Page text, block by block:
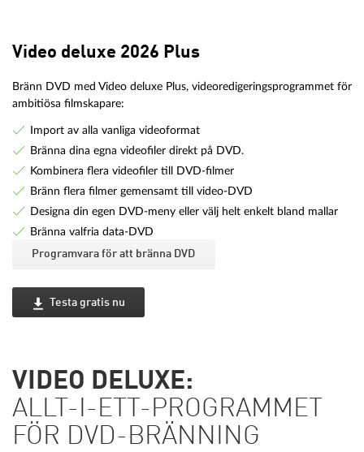
Video deluxe 2026 Plus
Bränn DVD med Video deluxe Plus, videoredigeringsprogrammet för
ambitiösa filmskapare:
Import av alla vanliga videoformat
Bränna dina egna videofiler direkt på DVD.
Kombinera flera videofiler till DVD-filmer
Bränn flera filmer gemensamt till video-DVD
Designa din egen DVD-meny eller välj helt enkelt bland mallar
Bränna valfria data-DVD
Programvara för att bränna DVD
Testa gratis nu
VIDEO DELUXE:
ALLT-I-ETT-PROGRAMMET
FÖR DVD-BRÄNNING